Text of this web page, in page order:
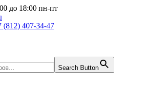
до 18:00 пн-пт
(812) 407-34-47
Search Button